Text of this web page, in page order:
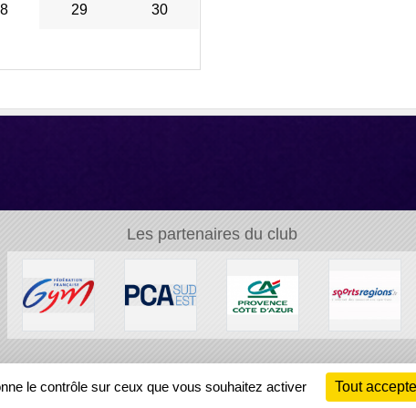
29 30
Les partenaires du club
le contrôle sur ceux que vous souhaitez activer Tout